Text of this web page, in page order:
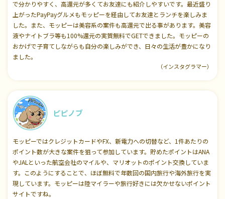
で分かりやすく、高還元が多くてお友達にも紹介しやすいです。最近盛り
上がったPayPayグルメもモッピーを経由してお友達とランチを楽しみま
した。また、モッピーは美容系の案件も高還元で出る事があります。美容
液やナイトブラ等も100%還元の実質無料でGETできました。モッピーの
おかげで子育てしながらも自分の楽しみができ、日々の生活が豊かになり
ました。
（インスタグラマー）
ピピノブ
モッピーではクレジットカードやFX、新電力への切替など、1件あたりの
ポイント数が大きな案件を狙って参加しています。貯めたポイントはANA
やJALといった航空会社のマイルや、マリオットのポイント交換していま
す。このようにすることで、ほぼ無料で年数回の国内旅行や海外旅行を実
現しています。モッピーは陸マイラーや旅行好きには欠かせないポイント
サイトですね。